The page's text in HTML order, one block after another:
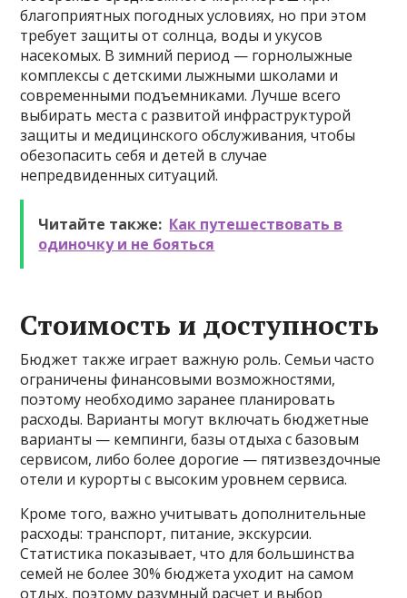
благоприятных погодных условиях, но при этом
требует защиты от солнца, воды и укусов
насекомых. В зимний период — горнолыжные
комплексы с детскими лыжными школами и
современными подъемниками. Лучше всего
выбирать места с развитой инфраструктурой
защиты и медицинского обслуживания, чтобы
обезопасить себя и детей в случае
непредвиденных ситуаций.
Читайте также: Как путешествовать в
одиночку и не бояться
Стоимость и доступность
Бюджет также играет важную роль. Семьи часто
ограничены финансовыми возможностями,
поэтому необходимо заранее планировать
расходы. Варианты могут включать бюджетные
варианты — кемпинги, базы отдыха с базовым
сервисом, либо более дорогие — пятизвездочные
отели и курорты с высоким уровнем сервиса.
Кроме того, важно учитывать дополнительные
расходы: транспорт, питание, экскурсии.
Статистика показывает, что для большинства
семей не более 30% бюджета уходит на самом
отдых, поэтому разумный расчет и выбор